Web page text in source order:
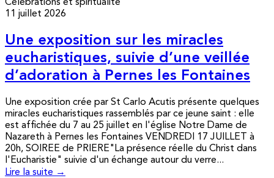
Célébrations et spiritualité
11 juillet 2026
Une exposition sur les miracles
eucharistiques, suivie d’une veillée
d’adoration à Pernes les Fontaines
Une exposition crée par St Carlo Acutis présente quelques
miracles eucharistiques rassemblés par ce jeune saint : elle
est affichée du 7 au 25 juillet en l'église Notre Dame de
Nazareth à Pernes les Fontaines VENDREDI 17 JUILLET à
20h, SOIREE de PRIERE"La présence réelle du Christ dans
l'Eucharistie" suivie d'un échange autour du verre...
Lire la suite →